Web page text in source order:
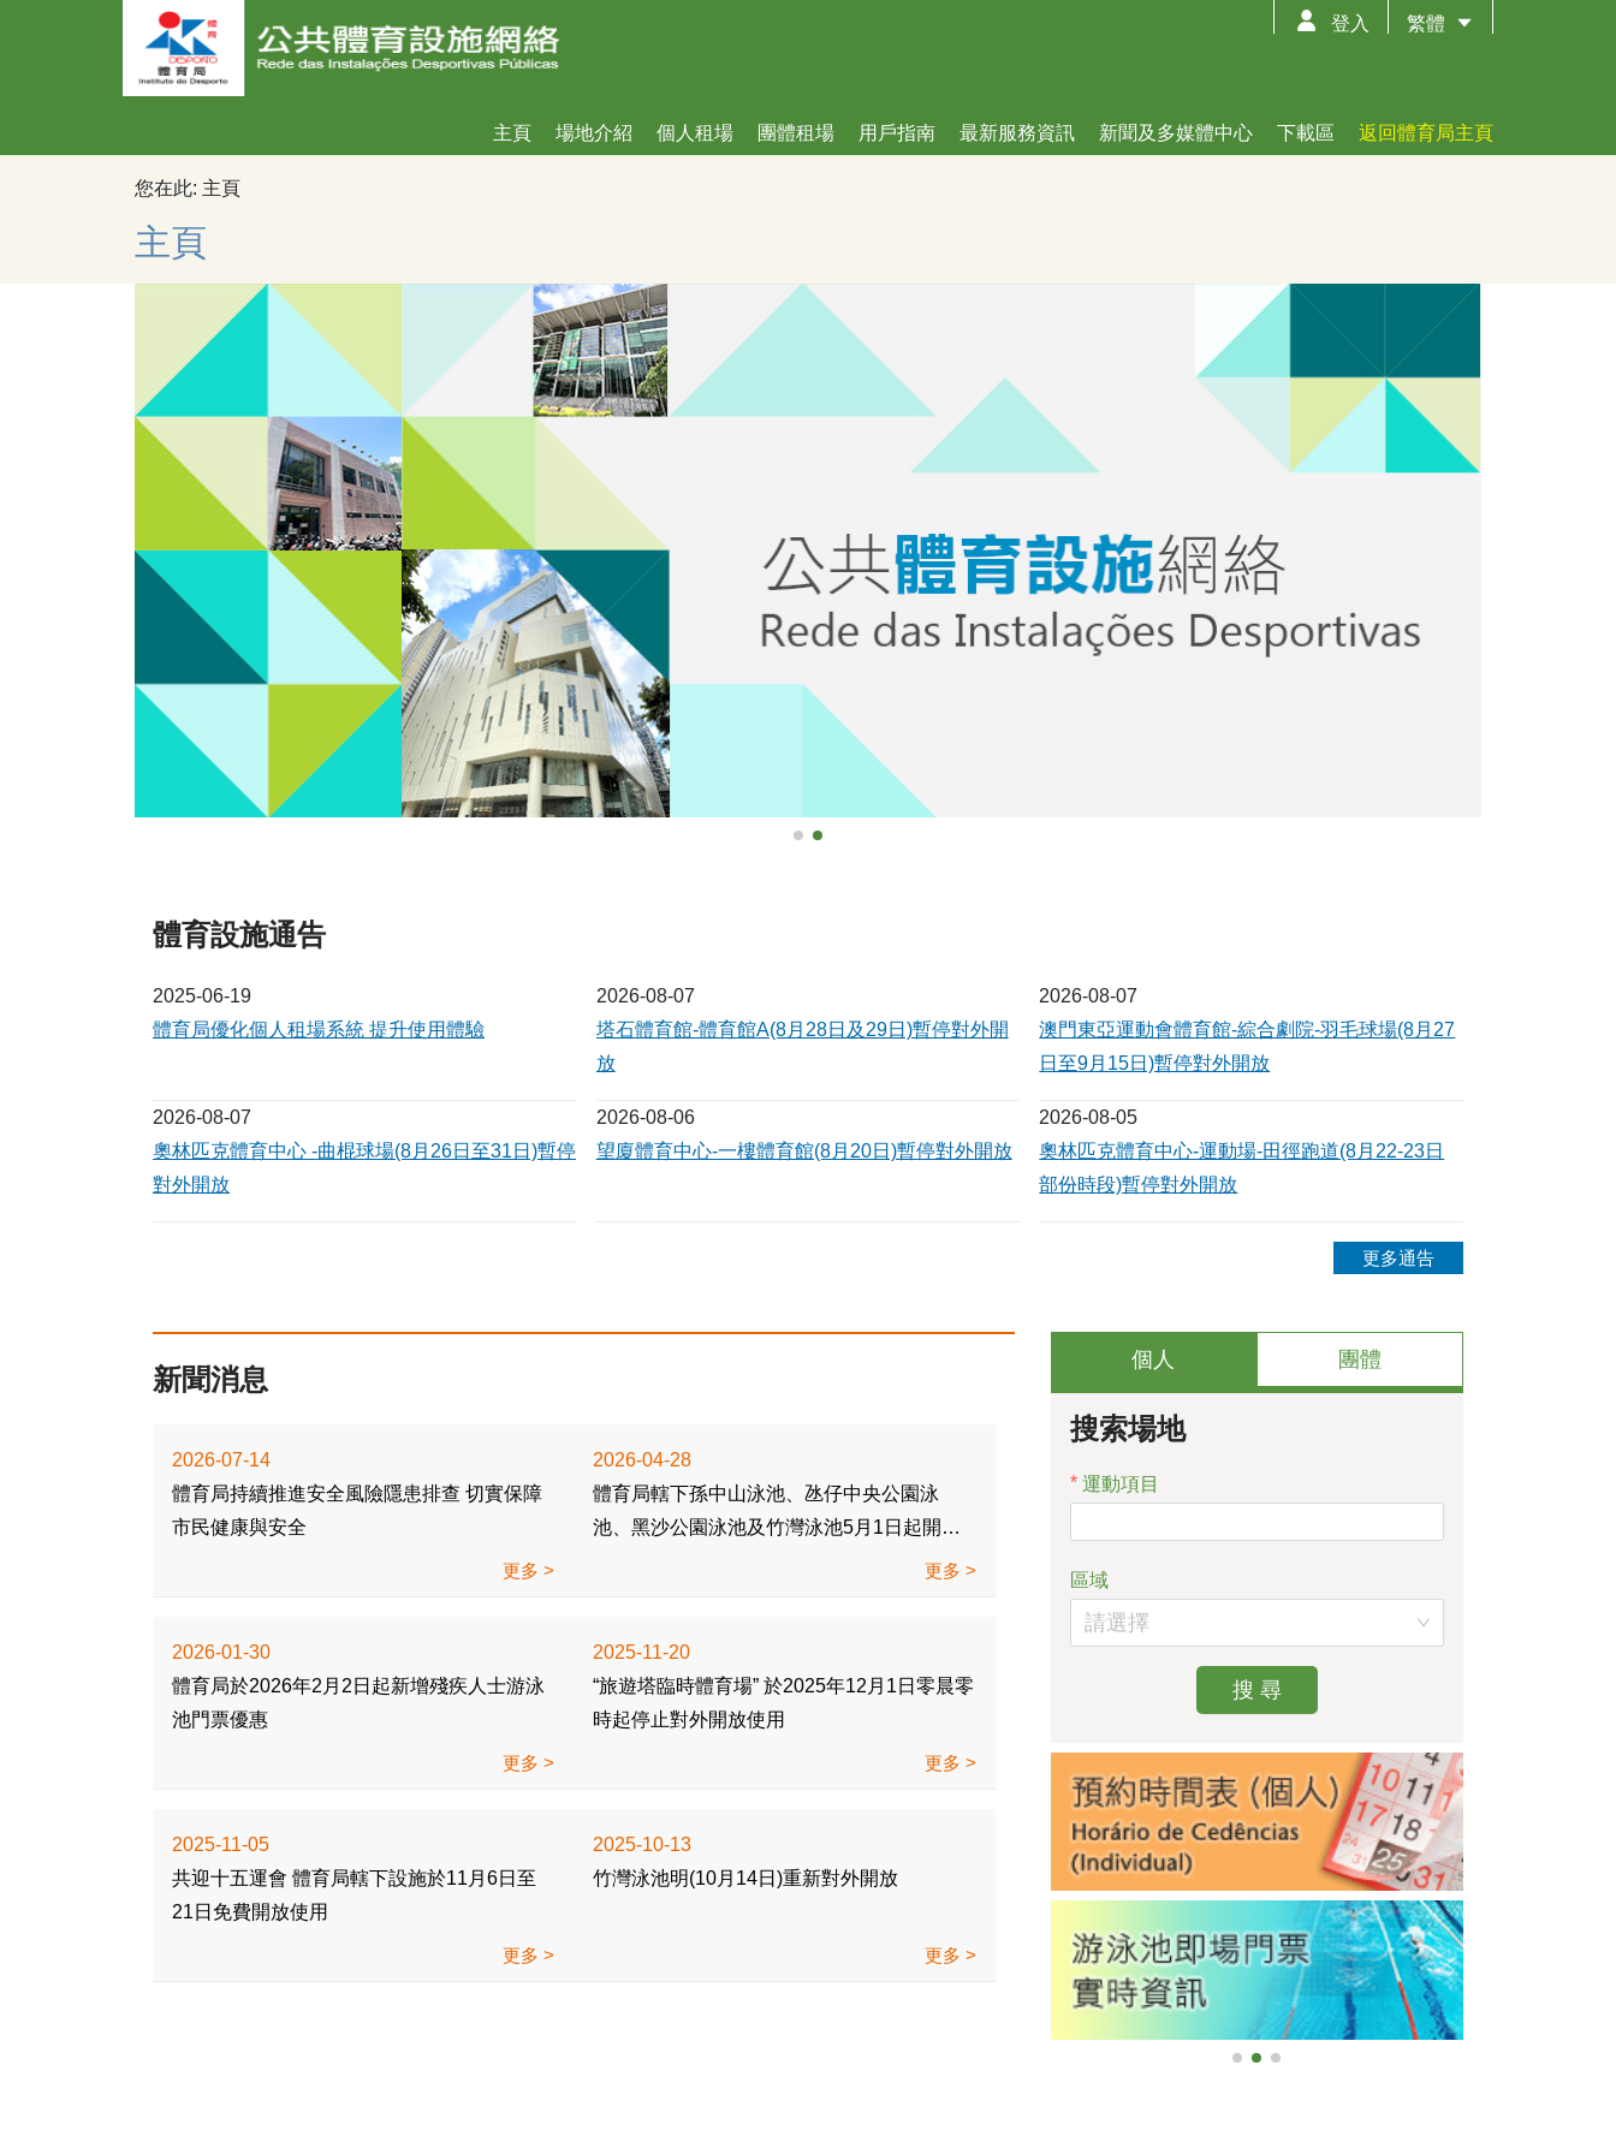
登入 繁體
主頁 場地介紹 個人租場 團體租場 ⽤⼾指南 最新服務資訊 新聞及多媒體中心 下載區 返回體育局主頁
您在此: 主頁
主頁
體育設施通告
2025-06-19
體育局優化個人租場系統 提升使用體驗
2026-08-07
塔石體育館-體育館A(8月28日及29日)暫停對外開
放
2026-08-07
澳門東亞運動會體育館-綜合劇院-羽毛球場(8月27
日至9月15日)暫停對外開放
2026-08-07
奧林匹克體育中心 -曲棍球場(8月26日至31日)暫停
對外開放
2026-08-06
望廈體育中心-一樓體育館(8月20日)暫停對外開放
2026-08-05
奧林匹克體育中心-運動場-田徑跑道(8月22-23日
部份時段)暫停對外開放
更多通告
新聞消息
2026-07-14
體育局持續推進安全風險隱患排查 切實保障
市民健康與安全
更多
2026-04-28
體育局轄下孫中山泳池、氹仔中央公園泳
池、黑沙公園泳池及竹灣泳池5月1日起開放
更多
2026-01-30
體育局於2026年2月2日起新增殘疾人士游泳
池門票優惠
更多
2025-11-20
“旅遊塔臨時體育場” 於2025年12月1日零晨零
時起停止對外開放使用
更多
2025-11-05
共迎十五運會 體育局轄下設施於11月6日至
21日免費開放使用
更多
2025-10-13
竹灣泳池明(10月14日)重新對外開放
更多
個人 團體
搜索場地
運動項目
區域
請選擇
搜 尋